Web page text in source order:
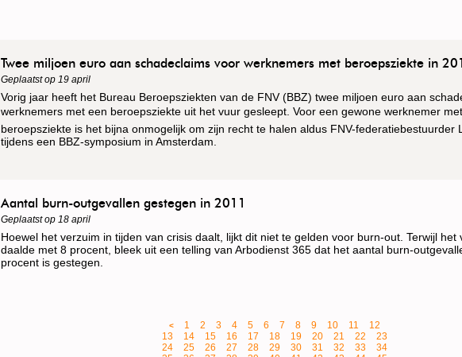
Twee miljoen euro aan schadeclaims voor werknemers met beroepsziekte in
Geplaatst op 19 april
Vorig jaar heeft het Bureau Beroepsziekten van de FNV (BBZ) twee miljoen euro aan
werknemers met een beroepsziekte uit het vuur gesleept. Voor een gewone werknemer
beroepsziekte is het bijna onmogelijk om zijn recht te halen aldus FNV-federatiebestuurder
tijdens een BBZ-symposium in Amsterdam.
Aantal burn-outgevallen gestegen in 2011
Geplaatst op 18 april
Hoewel het verzuim in tijden van crisis daalt, lijkt dit niet te gelden voor burn-out. Terwijl het
daalde met 8 procent, bleek uit een telling van Arbodienst 365 dat het aantal burn-
procent is gestegen.
< 1 2 3 4 5 6 7 8 9 10 11
12
13
14 15 16 17 18 19 20 21 22
23
24
25 26 27 28 29 30 31 32 33
34